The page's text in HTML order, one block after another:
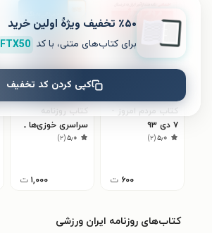
کتاب مردم امروز -
۷ دی ۹۳
۵٫۰(۲)
۶۰۰ ت
کتاب روزنامه
سراسری خوزی‌ها ـ
۵٫۰(۲)
۱,۰۰۰ ت
کتاب‌های روزنامه ایران ورزشی
٪۵۰ تخفیف ویژۀ اولین خرید
برای کتاب‌های متنی، با کد FTX50
کپی کردن کد تخفیف